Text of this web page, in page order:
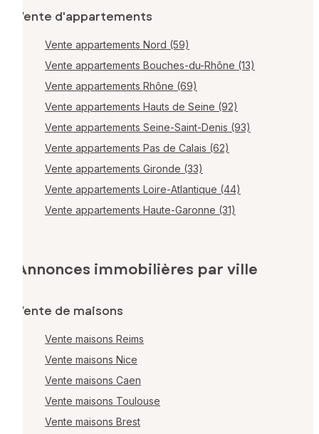
Vente d'appartements
Vente appartements Nord (59)
Vente appartements Bouches-du-Rhône (13)
Vente appartements Rhône (69)
Vente appartements Hauts de Seine (92)
Vente appartements Seine-Saint-Denis (93)
Vente appartements Pas de Calais (62)
Vente appartements Gironde (33)
Vente appartements Loire-Atlantique (44)
Vente appartements Haute-Garonne (31)
Annonces immobilières par ville
Vente de maisons
Vente maisons Reims
Vente maisons Nice
Vente maisons Caen
Vente maisons Toulouse
Vente maisons Brest